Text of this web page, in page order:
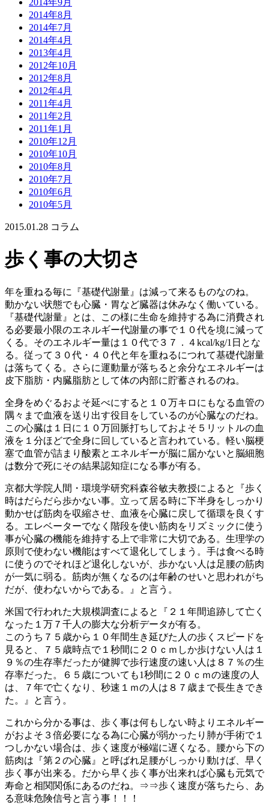
2014年9月
2014年8月
2014年7月
2014年4月
2013年4月
2012年10月
2012年8月
2012年4月
2011年4月
2011年2月
2011年1月
2010年12月
2010年10月
2010年8月
2010年7月
2010年6月
2010年5月
2015.01.28 コラム
歩く事の大切さ
年を重ねる毎に『基礎代謝量』は減って来るものなのね。
動かない状態でも心臓・胃など臓器は休みなく働いている。
『基礎代謝量』とは、この様に生命を維持する為に消費され
る必要最小限のエネルギー代謝量の事で１０代を境に減って
くる。そのエネルギー量は１０代で３７．４kcal/kg/1日とな
る。従って３０代・４０代と年を重ねるにつれて基礎代謝量
は落ちてくる。さらに運動量が落ちると余分なエネルギーは
皮下脂肪・内臓脂肪として体の内部に貯蓄されるのね。
全身をめぐるおよそ延べにすると１０万キロにもなる血管の
隅々まで血液を送り出す役目をしているのが心臓なのだね。
この心臓は１日に１０万回脈打ちしておよそ５リットルの血
液を１分ほどで全身に回していると言われている。軽い脳梗
塞で血管が詰まり酸素とエネルギーが脳に届かないと脳細胞
は数分で死にその結果認知症になる事が有る。
京都大学院人間・環境学研究科森谷敏夫教授によると『歩く
時はだらだら歩かない事。立って居る時に下半身をしっかり
動かせば筋肉を収縮させ、血液を心臓に戻して循環を良くす
る。エレベーターでなく階段を使い筋肉をリズミックに使う
事が心臓の機能を維持する上で非常に大切である。生理学の
原則で使わない機能はすべて退化してしまう。手は食べる時
に使うのでそれほど退化しないが、歩かない人は足腰の筋肉
が一気に弱る。筋肉が無くなるのは年齢のせいと思われがち
だが、使わないからである。』と言う。
米国で行われた大規模調査によると『２１年間追跡して亡く
なった１万７千人の膨大な分析データが有る。
このうち７５歳から１０年間生き延びた人の歩くスピードを
見ると、７５歳時点で１秒間に２０ｃｍしか歩けない人は１
９％の生存率だったが健脚で歩行速度の速い人は８７％の生
存率だった。６５歳についても1秒間に２０ｃｍの速度の人
は、７年で亡くなり、秒速１ｍの人は８７歳まで長生きでき
た。』と言う。
これから分かる事は、歩く事は何もしない時よりエネルギー
がおよそ３倍必要になる為に心臓が弱かったり肺が手術で１
つしかない場合は、歩く速度が極端に遅くなる。腰から下の
筋肉は『第２の心臓』と呼ばれ足腰がしっかり動けば、早く
歩く事が出来る。だから早く歩く事が出来れば心臓も元気で
寿命と相関関係にあるのだね。⇒⇒歩く速度が落ちたら、あ
る意味危険信号と言う事！！！